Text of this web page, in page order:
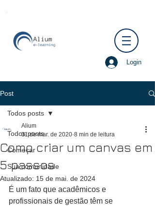
Login
Post
Todos posts
Começar
Sua comunidade
Todos posts
Como criar um canvas em
5 passos
Alium
31 de mar. de 2020 8 min de leitura
Atualizado: 15 de mai. de 2024
É um fato que acadêmicos e
profissionais de gestão têm se